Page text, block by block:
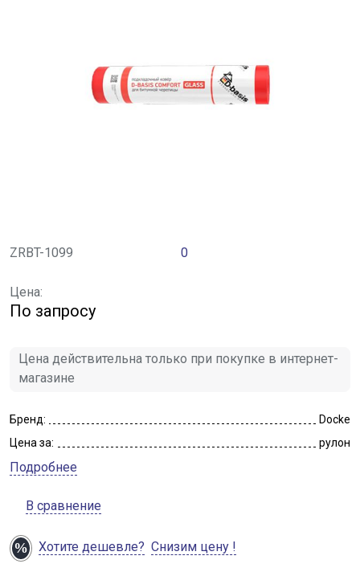
ZRBT-1099 0
Цена:
По запросу
Цена действительна только при покупке в интернет-
магазине
Бренд:
Docke
Цена за:
рулон
Подробнее
В сравнение
Хотите дешевле? Снизим цену !